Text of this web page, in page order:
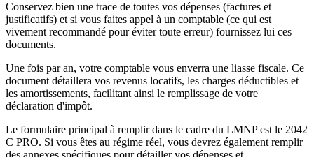
Conservez bien une trace de toutes vos dépenses (factures et
justificatifs) et si vous faites appel à un comptable (ce qui est
vivement recommandé pour éviter toute erreur) fournissez lui ces
documents.
Une fois par an, votre comptable vous enverra une liasse fiscale. Ce
document détaillera vos revenus locatifs, les charges déductibles et
les amortissements, facilitant ainsi le remplissage de votre
déclaration d'impôt.
Le formulaire principal à remplir dans le cadre du LMNP est le 2042
C PRO. Si vous êtes au régime réel, vous devrez également remplir
des annexes spécifiques pour détailler vos dépenses et